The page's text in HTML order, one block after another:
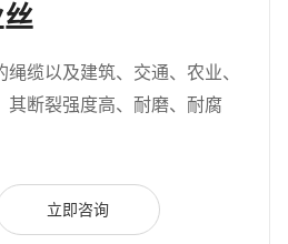
缆以及建筑、交通、农业、
其断裂强度高、耐磨、耐腐
立即咨询